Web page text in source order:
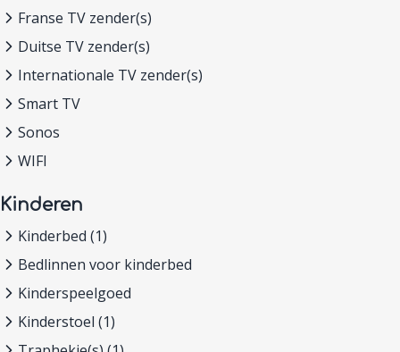
Franse TV zender(s)
Duitse TV zender(s)
Internationale TV zender(s)
Smart TV
Sonos
WIFI
Kinderen
Kinderbed (1)
Bedlinnen voor kinderbed
Kinderspeelgoed
Kinderstoel (1)